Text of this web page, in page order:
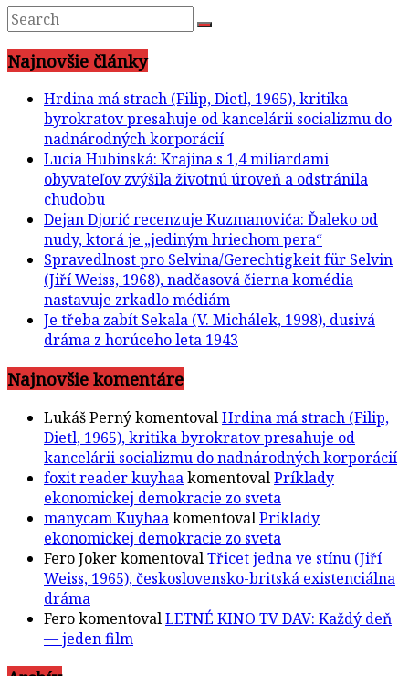
Najnovšie články
Hrdina má strach (Filip, Dietl, 1965), kritika
byrokratov presahuje od kancelárii socializmu do
nadnárodných korporácií
Lucia Hubinská: Krajina s 1,4 miliardami
obyvateľov zvýšila životnú úroveň a odstránila
chudobu
Dejan Djorić recenzuje Kuzmanovića: Ďaleko od
nudy, ktorá je „jediným hriechom pera“
Spravedlnost pro Selvina/Gerechtigkeit für Selvin
(Jiří Weiss, 1968), nadčasová čierna komédia
nastavuje zrkadlo médiám
Je třeba zabít Sekala (V. Michálek, 1998), dusivá
dráma z horúceho leta 1943
Najnovšie komentáre
Lukáš PernýkomentovalHrdina má strach (Filip,
Dietl, 1965), kritika byrokratov presahuje od
kancelárii socializmu do nadnárodných korporácií
foxit reader kuyhaakomentovalPríklady
ekonomickej demokracie zo sveta
manycam KuyhaakomentovalPríklady
ekonomickej demokracie zo sveta
Fero JokerkomentovalTřicet jedna ve stínu (Jiří
Weiss, 1965), československo-britská existenciálna
dráma
FerokomentovalLETNÉ KINO TV DAV: Každý deň
— jeden film